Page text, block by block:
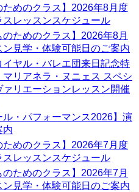
ためのクラス】2026年8月度
スレッスンスケジュール
のためのクラス】2026年8月
ン見学・体験可能日のご案内
イヤル・バレエ団来日記念特
マリアネラ・ヌニェス スペシ
ァリエーションレッスン開催
ル・パフォーマンス2026】演
内
ためのクラス】2026年7月度
スレッスンスケジュール
のためのクラス】2026年7月
ン見学・体験可能日のご案内